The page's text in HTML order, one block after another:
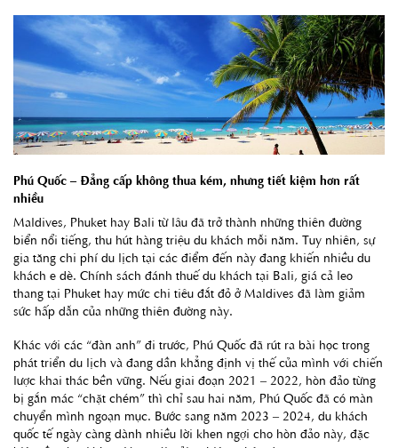
Phú Quốc – Đẳng cấp không thua kém, nhưng tiết kiệm hơn rất
nhiều
Maldives, Phuket hay Bali từ lâu đã trở thành những thiên đường
biển nổi tiếng, thu hút hàng triệu du khách mỗi năm. Tuy nhiên, sự
gia tăng chi phí du lịch tại các điểm đến này đang khiến nhiều du
khách e dè. Chính sách đánh thuế du khách tại Bali, giá cả leo
thang tại Phuket hay mức chi tiêu đắt đỏ ở Maldives đã làm giảm
sức hấp dẫn của những thiên đường này.
Khác với các “đàn anh” đi trước, Phú Quốc đã rút ra bài học trong
phát triển du lịch và đang dần khẳng định vị thế của mình với chiến
lược khai thác bền vững. Nếu giai đoạn 2021 – 2022, hòn đảo từng
bị gắn mác “chặt chém” thì chỉ sau hai năm, Phú Quốc đã có màn
chuyển mình ngoạn mục. Bước sang năm 2023 – 2024, du khách
quốc tế ngày càng dành nhiều lời khen ngợi cho hòn đảo này, đặc